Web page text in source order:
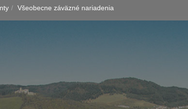
Všeobecne záväzné nariadenia